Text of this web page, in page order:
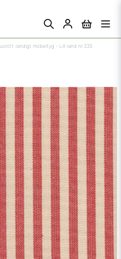
randigt möbeltyg - Lill rand nr.335